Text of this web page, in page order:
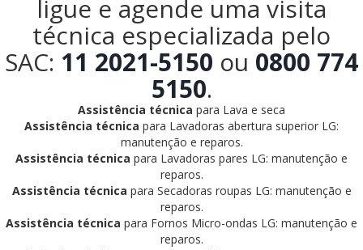
ligue e agende uma visita
técnica especializada pelo
SAC: 11 2021-5150 ou 0800 774
5150.
Assistência técnica para Lava e seca
Assistência técnica para Lavadoras abertura superior LG:
manutenção e reparos.
Assistência técnica para Lavadoras pares LG: manutenção e
reparos.
Assistência técnica para Secadoras roupas LG: manutenção e
reparos.
Assistência técnica para Fornos Micro-ondas LG: manutenção e
reparos.